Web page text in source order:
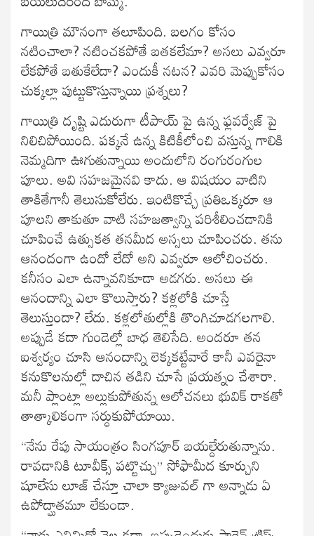
గాయిత్రి మౌనంగా తలూపింది. బలగం కోసం
నటించాలా? నటించకపోతే బతకలేమా? అసలు ఎవ్వరూ
లేకపోతే బతుకేలేదా? ఎందుకీ నటన? ఎవరి మెప్పుకోసం
చుక్కల్లా పుట్టుకొస్తున్నాయి ప్రశ్నలు?
గాయిత్రి దృష్టి ఎదురుగా టీపాయ్ పై ఉన్న ఫ్లవర్వేజ్ పై
నిలిచిపోయింది. పక్కనే ఉన్న కిటికీలోంచి వస్తున్న గాలికి
నెమ్మదిగా ఊగుతున్నాయి అందులోని రంగురంగుల
పూలు. అవి సహజమైనవి కాదు. ఆ విషయం వాటిని
తాకితేగానీ తెలుసుకోలేరు. ఇంటికొచ్చే ప్రతిఒక్కరూ ఆ
పూలని తాకుతూ వాటి సహజత్వాన్ని పరిశీలించడానికి
చూపించే ఉత్సుకత తనమీద అస్సలు చూపించరు. తను
ఆనందంగా ఉందో లేదో అని ఎవ్వరూ ఆలోచించరు.
కనీసం ఎలా ఉన్నావనికూడా అడగరు. అసలు ఈ
ఆనందాన్ని ఎలా కొలుస్తారు? కళ్లలోకి చూస్తే
తెలుస్తుందా? లేదు. కళ్లలోతుల్లోకి తొంగిచూడగలగాలి.
అప్పుడే కదా గుండెల్లో బాధ తెలిసేది. అందరూ తన
ఐశ్వర్యం చూసి ఆనందాన్ని లెక్కకట్టేవారే కానీ ఎవరైనా
కనుకొలనుల్లో దాచిన తడిని చూసే ప్రయత్నం చేశారా.
మనీ ప్లాంట్లా అల్లుకుపోతున్న ఆలోచనలు భువిక్ రాకతో
తాత్కాలికంగా సర్ధుకుపోయాయి.
“నేను రేపు సాయంత్రం సింగపూర్ బయల్దేరుతున్నాను.
రావడానికి టూవీక్స్ పట్టొచ్చు” సోఫామీద కూర్చుని
షూలేసు లూజ్ చేస్తూ చాలా క్యాజువల్ గా అన్నాడు ఏ
ఉపోద్ఘాతమూ లేకుండా.